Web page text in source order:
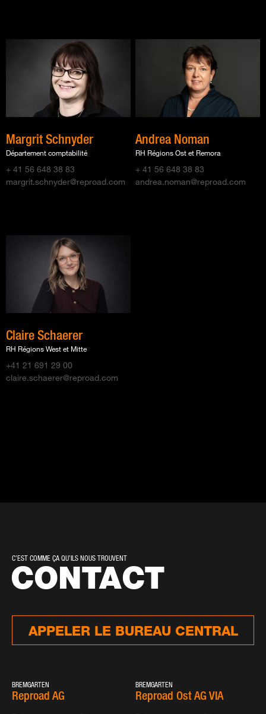
Margrit Schnyder
Département comptabilité
+ 41 56 648 38 83
margrit.schnyder@reproad.com
Andrea Noman
RH Régions Ost et Remora
+ 41 56 648 38 83
andrea.noman@reproad.com
Claire Schaerer
RH Régions West et Mitte
+41 21 691 29 00
claire.schaerer@reproad.com
C’EST COMME ÇA QU’ILS NOUS TROUVENT
CONTACT
APPELER LE BUREAU CENTRAL
BREMGARTEN
Reproad AG
BREMGARTEN
Reproad Ost AG VIA